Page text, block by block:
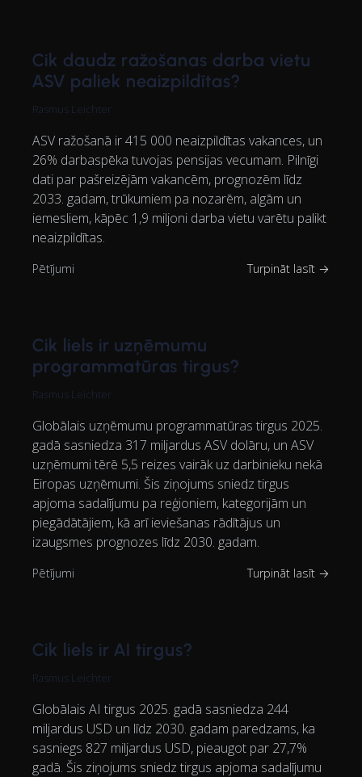
Cik daudz ražošanas darba vietu
ASV paliek neaizpildītas?
Rasmus Leichter
ASV ražošanā ir 415 000 neaizpildītas vakances, un
26% darbaspēka tuvojas pensijas vecumam. Pilnīgi
dati par pašreizējām vakancēm, prognozēm līdz
2033. gadam, trūkumiem pa nozarēm, algām un
iemesliem, kāpēc 1,9 miljoni darba vietu varētu palikt
neaizpildītas.
Pētījumi Turpināt lasīt →
Cik liels ir uzņēmumu
programmatūras tirgus?
Rasmus Leichter
Globālais uzņēmumu programmatūras tirgus 2025.
gadā sasniedza 317 miljardus ASV dolāru, un ASV
uzņēmumi tērē 5,5 reizes vairāk uz darbinieku nekā
Eiropas uzņēmumi. Šis ziņojums sniedz tirgus
apjoma sadalījumu pa reģioniem, kategorijām un
piegādātājiem, kā arī ieviešanas rādītājus un
izaugsmes prognozes līdz 2030. gadam.
Pētījumi Turpināt lasīt →
Cik liels ir AI tirgus?
Rasmus Leichter
Globālais AI tirgus 2025. gadā sasniedza 244
miljardus USD un līdz 2030. gadam paredzams, ka
sasniegs 827 miljardus USD, pieaugot par 27,7%
gadā. Šis ziņojums sniedz tirgus apjoma sadalījumu